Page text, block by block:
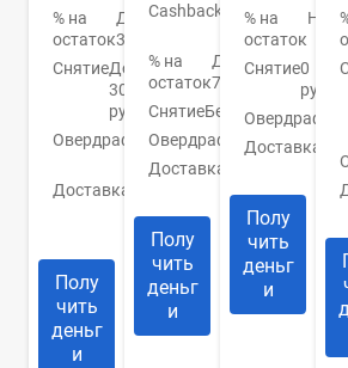
% на
остаток
До
3,5%
СнятиеДо
30000
руб.
Овердрафт
500000
руб.
Доставка
14
дней
Полу
чить
деньг
и
Cashback
До
10%
% на
остаток
До
7%
СнятиеБесплатно
Овердрафт
Нет
Доставка
дом
Полу
чить
деньг
и
% на
остаток
Нет
Снятие0
руб.
Овердрафт
Доставка
Полу
чить
деньг
и